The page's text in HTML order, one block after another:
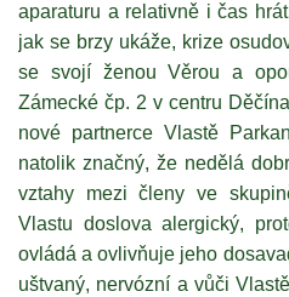
aparaturu a relativně i čas
jak se brzy ukáže, krize
se svojí ženou Věrou a
Zámecké čp. 2 v centru
nové partnerce Vlastě
natolik značný, že nedělá
vztahy mezi členy ve
Vlastu doslova alergický,
ovládá a ovlivňuje jeho
uštvaný, nervózní a vůči